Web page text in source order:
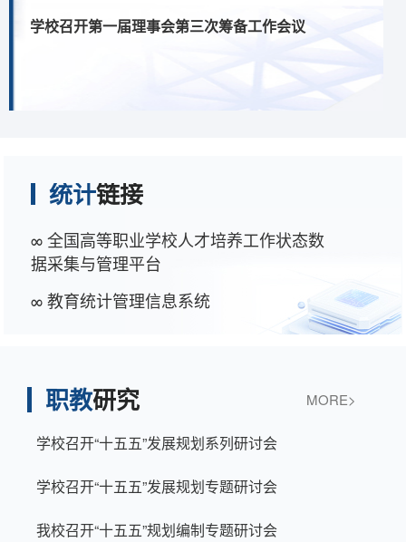
学校召开第一届理事会第三次筹备工作会议
统计链接
∞ 全国高等职业学校人才培养工作状态数
据采集与管理平台
∞ 教育统计管理信息系统
职教研究 MORE>
学校召开“十五五”发展规划系列研讨会
学校召开“十五五”发展规划专题研讨会
我校召开“十五五”规划编制专题研讨会